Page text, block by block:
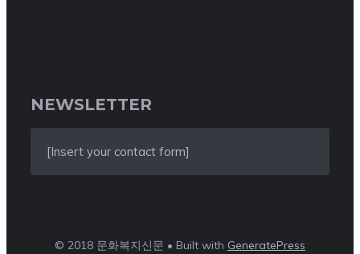
NEWSLETTER
[Insert your contact form]
© 2018 문화복지신문 • Built with GeneratePress